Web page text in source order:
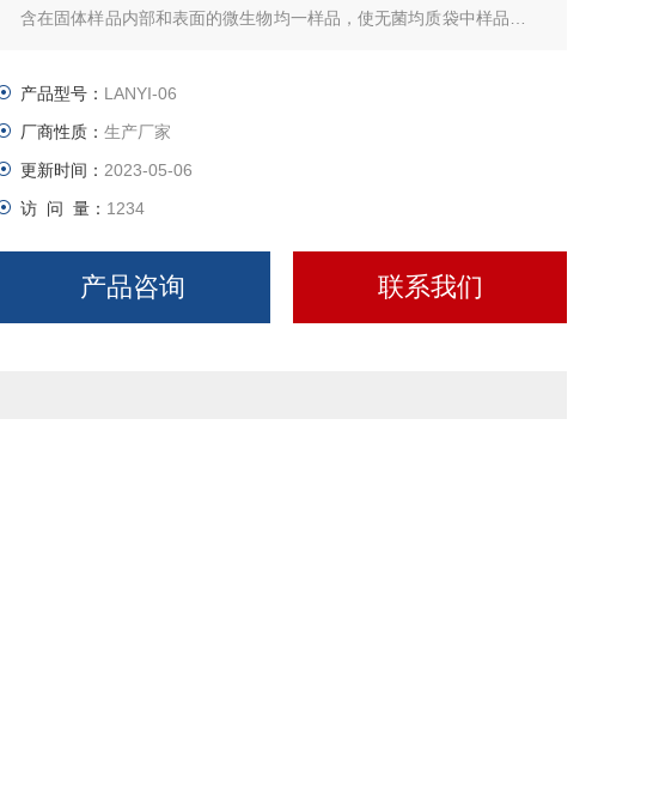
含在固体样品内部和表面的微生物均一样品，使无菌均质袋中样品混合
产品型号： LANYI-06
厂商性质： 生产厂家
更新时间： 2023-05-06
访 问 量： 1234
产品咨询 联系我们